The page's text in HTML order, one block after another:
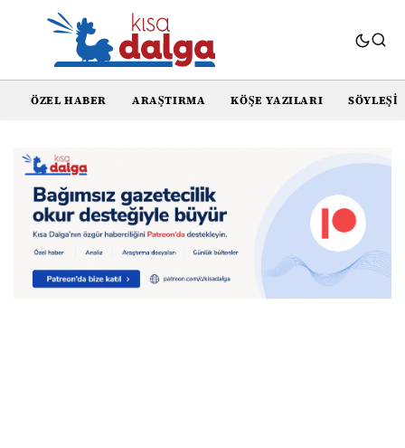
ÖZEL HABER ARAŞTIRMA KÖŞE YAZILARI SÖYLEŞI